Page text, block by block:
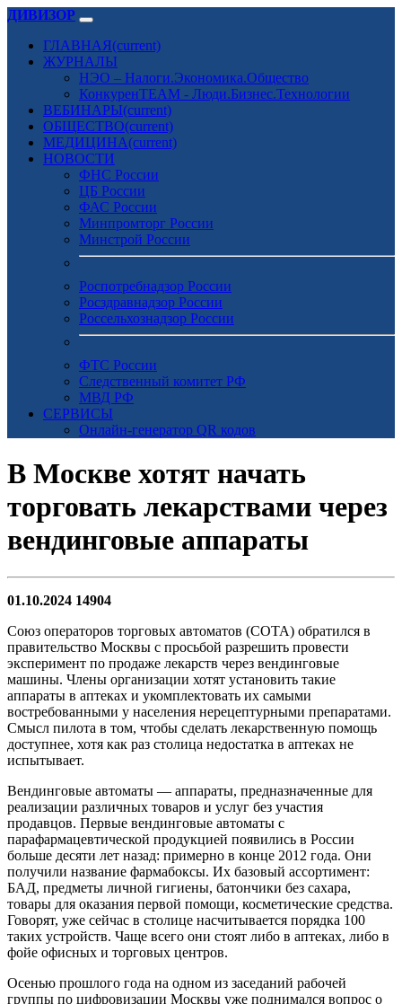
ДИВИЗОР
ГЛАВНАЯ(current)
ЖУРНАЛЫ
НЭО – Налоги.Экономика.Общество
КонкуренTEAM - Люди.Бизнес.Технологии
ВЕБИНАРЫ(current)
ОБЩЕСТВО(current)
МЕДИЦИНА(current)
НОВОСТИ
ФНС России
ЦБ России
ФАС России
Минпромторг России
Минстрой России
Роспотребнадзор России
Росздравнадзор России
Россельхознадзор России
ФТС России
Следственный комитет РФ
МВД РФ
СЕРВИСЫ
Онлайн-генератор QR кодов
В Москве хотят начать
торговать лекарствами через
вендинговые аппараты
01.10.2024 14904
Союз операторов торговых автоматов (СОТА) обратился в
правительство Москвы с просьбой разрешить провести
эксперимент по продаже лекарств через вендинговые
машины. Члены организации хотят установить такие
аппараты в аптеках и укомплектовать их самыми
востребованными у населения нерецептурными препаратами.
Смысл пилота в том, чтобы сделать лекарственную помощь
доступнее, хотя как раз столица недостатка в аптеках не
испытывает.
Вендинговые автоматы — аппараты, предназначенные для
реализации различных товаров и услуг без участия
продавцов. Первые вендинговые автоматы с
парафармацевтической продукцией появились в России
больше десяти лет назад: примерно в конце 2012 года. Они
получили название фармабоксы. Их базовый ассортимент:
БАД, предметы личной гигиены, батончики без сахара,
товары для оказания первой помощи, косметические средства.
Говорят, уже сейчас в столице насчитывается порядка 100
таких устройств. Чаще всего они стоят либо в аптеках, либо в
фойе офисных и торговых центров.
Осенью прошлого года на одном из заседаний рабочей
группы по цифровизации Москвы уже поднимался вопрос о